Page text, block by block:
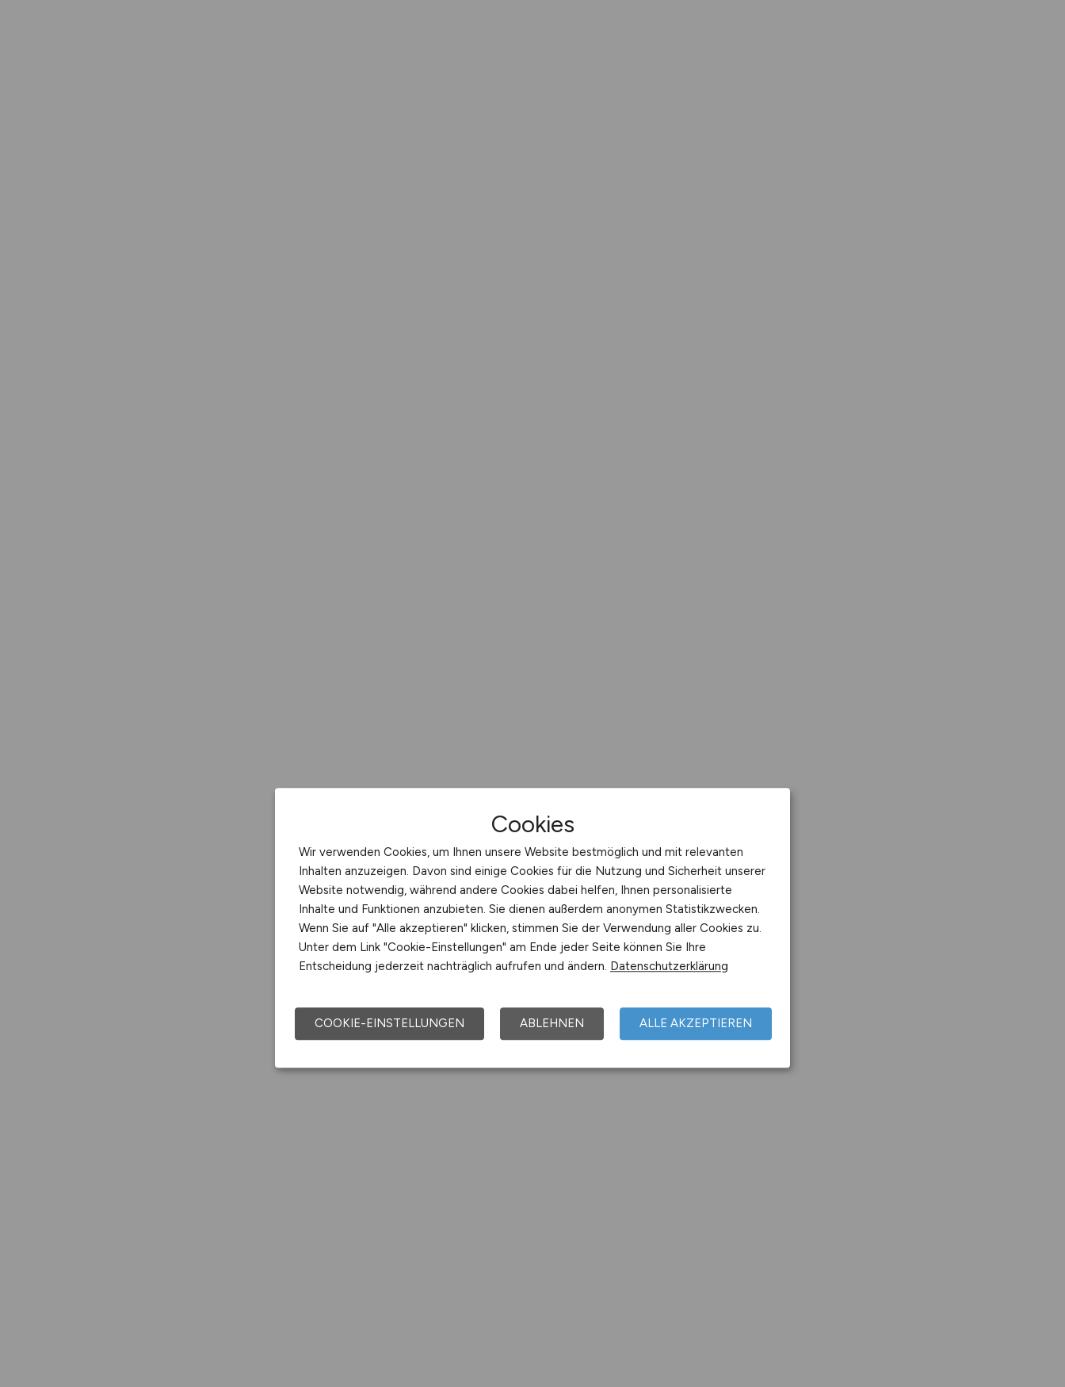
Cookies
Wir verwenden Cookies, um Ihnen unsere Website bestmöglich und mit relevanten
Inhalten anzuzeigen. Davon sind einige Cookies für die Nutzung und Sicherheit unserer
Website notwendig, während andere Cookies dabei helfen, Ihnen personalisierte
Inhalte und Funktionen anzubieten. Sie dienen außerdem anonymen Statistikzwecken.
Wenn Sie auf "Alle akzeptieren" klicken, stimmen Sie der Verwendung aller Cookies zu.
Unter dem Link "Cookie-Einstellungen" am Ende jeder Seite können Sie Ihre
Entscheidung jederzeit nachträglich aufrufen und ändern. Datenschutzerklärung
COOKIE-EINSTELLUNGEN ABLEHNEN ALLE AKZEPTIEREN